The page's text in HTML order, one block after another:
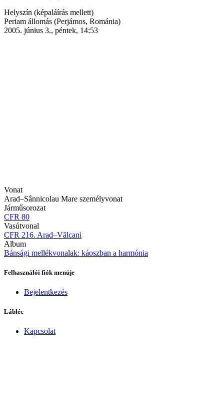
Helyszín (képaláírás mellett)
Periam állomás (Perjámos, Románia)
2005. június 3., péntek, 14:53
Vonat
Arad–Sânnicolau Mare személyvonat
Járműsorozat
CFR 80
Vasútvonal
CFR 216. Arad–Vălcani
Album
Bánsági mellékvonalak: káoszban a harmónia
Felhasználói fiók menüje
Bejelentkezés
Lábléc
Kapcsolat